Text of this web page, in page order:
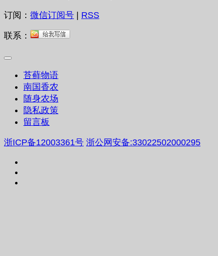
订阅： 微信订阅号 | RSS
联系：
苔藓物语
南国香农
随身农场
隐私政策
留言板
浙ICP备12003361号 浙公网安备:33022502000295